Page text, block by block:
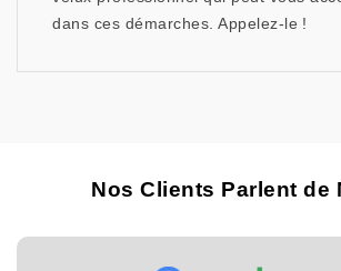
dans ces démarches. Appelez-le !
Nos Clients Parlent de